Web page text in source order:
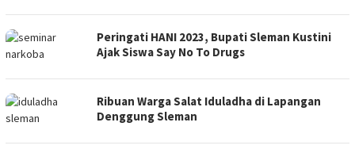
Peringati HANI 2023, Bupati Sleman Kustini
Ajak Siswa Say No To Drugs
Ribuan Warga Salat Iduladha di Lapangan
Denggung Sleman